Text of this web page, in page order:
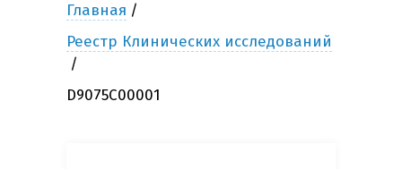
Главная
Реестр Клинических исследований
D9075C00001